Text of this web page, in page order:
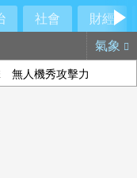
社會
財經
氣象
無人機秀攻擊力